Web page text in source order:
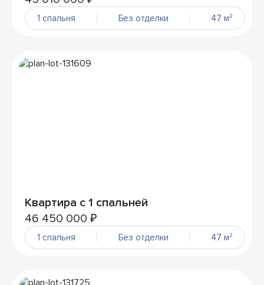
1 спальня Без отделки 47 м²
Квартира с 1 спальней
46 450 000 ₽
1 спальня Без отделки 47 м²